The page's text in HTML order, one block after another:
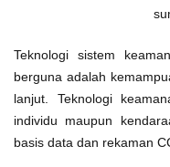
Teknologi sistem
berguna adalah
lanjut. Teknologi
individu maupun
basis data dan rekaman